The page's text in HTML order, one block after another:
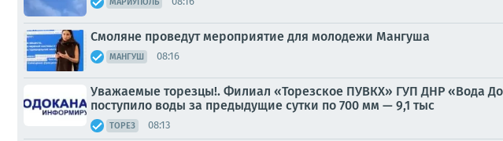
Смоляне проведут мероприятие для молодежи Мангуша
МАНГУШ 08:16
Уважаемые торезцы!. Филиал «Торезское ПУВКХ» ГУП ДНР «Вода
поступило воды за предыдущие сутки по 700 мм — 9,1 тыс
ТОРЕЗ 08:13